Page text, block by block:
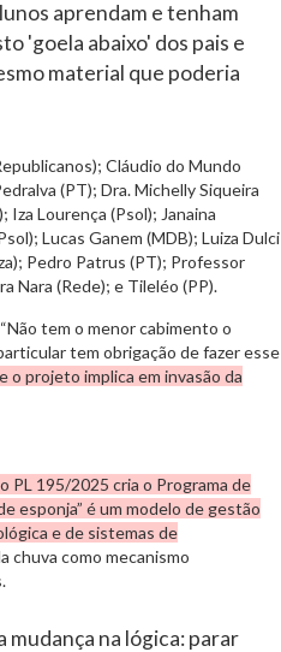
aprendam e tenham
'goela abaixo' dos pais e
material que poderia
Cláudio do Mundo
(PT); Dra. Michelly Siqueira
Iza Lourença (Psol); Janaina
Lucas Ganem (MDB); Luiza Dulci
Pedro Patrus (PT); Professor
Nara (Rede); e Tileléo (PP).
tem o menor cabimento o
tem obrigação de fazer esse
o projeto implica em invasão da
PL 195/2025 cria o Programa de
esponja” é um modelo de gestão
e de sistemas de
chuva como mecanismo
mudança na lógica: parar